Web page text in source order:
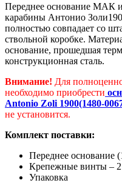
Переднее основание МАК
карабины Антонио
полностью совпадает со
ствольной коробке.
основание, прошедшая
конструкционная сталь.
Внимание! Для
необходимо приобрести
Antonio Zoli 1900(1480-
не установится.
Комплект поставки:
Переднее основание
Крепежные винты –
Упаковка